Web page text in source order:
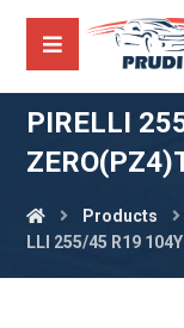
PIRELLI
Products
LLI 255/45 R19